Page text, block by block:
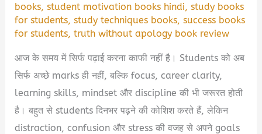
books,student motivation books hindi,study books
for students,study techniques books,success books
for students,truth without apology book review
आज के समय में सिर्फ पढ़ाई करना काफी नहीं है। Students को अब
सिर्फ अच्छे marks ही नहीं, बल्कि focus, career clarity,
learning skills, mindset और discipline की भी जरूरत होती
है। बहुत से students दिनभर पढ़ने की कोशिश करते हैं, लेकिन
distraction, confusion और stress की वजह से अपने goals